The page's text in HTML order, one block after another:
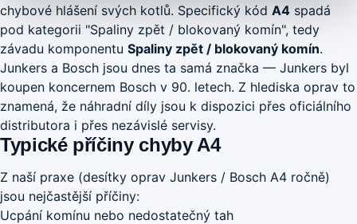
chybové hlášení svých kotlů. Specifický kód A4 spadá
pod kategorii "Spaliny zpět / blokovaný komín", tedy
závadu komponentu Spaliny zpět / blokovaný komín.
Junkers a Bosch jsou dnes ta samá značka — Junkers byl
koupen koncernem Bosch v 90. letech. Z hlediska oprav to
znamená, že náhradní díly jsou k dispozici přes oficiálního
distributora i přes nezávislé servisy.
Typické příčiny chyby A4
Z naší praxe (desítky oprav Junkers / Bosch A4 ročně)
jsou nejčastější příčiny:
Ucpání komínu nebo nedostatečný tah